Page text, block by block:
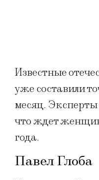
Известные
уже составили
месяц. Эксперты
что ждет
года.
Павел Глоба